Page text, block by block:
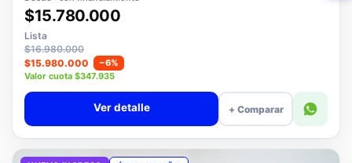
Desde · con financiamiento
$15.780.000
Lista
$16.980.000
$15.980.000
−6%
Valor cuota $347.935
+ Comparar